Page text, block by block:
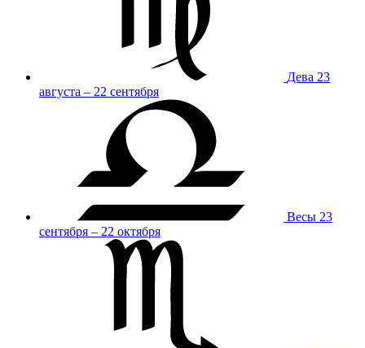
Дева 23
августа – 22 сентября
Весы 23
сентября – 22 октября